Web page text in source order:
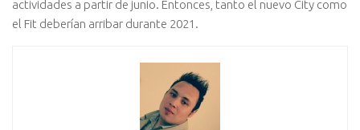
actividades a partir de junio. Entonces, tanto el nuevo City como
el Fit deberían arribar durante 2021.